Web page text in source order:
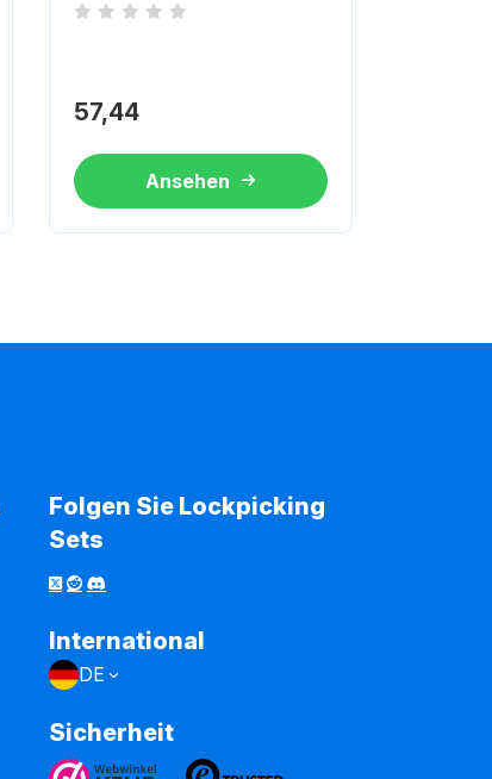
Noch keine Bewertungen
57,44
Ansehen
Folgen Sie Lockpicking
Sets
International
DE
Sicherheit